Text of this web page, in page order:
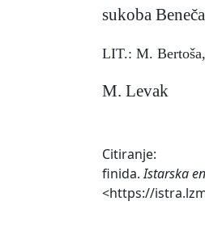
sukoba
LIT.: M.
M. Levak
Citiranje:
finida.Istarska
<https://